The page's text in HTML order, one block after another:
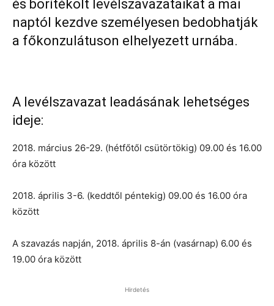
és borítékolt levélszavazataikat a mai
naptól kezdve személyesen bedobhatják
a főkonzulátuson elhelyezett urnába.
A levélszavazat leadásának lehetséges
ideje:
2018. március 26-29. (hétfőtől csütörtökig) 09.00 és 16.00
óra között
2018. április 3-6. (keddtől péntekig) 09.00 és 16.00 óra
között
A szavazás napján, 2018. április 8-án (vasárnap) 6.00 és
19.00 óra között
Hirdetés